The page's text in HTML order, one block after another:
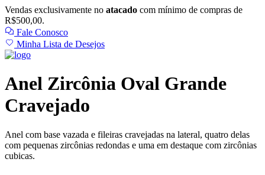
Vendas exclusivamente no atacado com mínimo de compras de
R$500,00.
Fale Conosco
Minha Lista de Desejos
Anel Zircônia Oval Grande
Cravejado
Anel com base vazada e fileiras cravejadas na lateral, quatro delas
com pequenas zircônias redondas e uma em destaque com zircônias
cubicas.